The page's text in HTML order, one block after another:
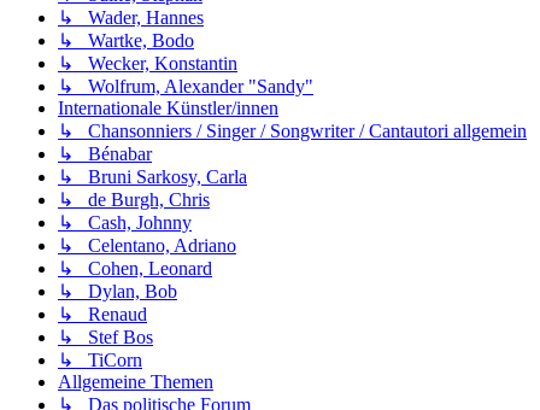
↳ Wader, Hannes
↳ Wartke, Bodo
↳ Wecker, Konstantin
↳ Wolfrum, Alexander "Sandy"
Internationale Künstler/innen
↳ Chansonniers / Singer / Songwriter / Cantautori allgemein
↳ Bénabar
↳ Bruni Sarkosy, Carla
↳ de Burgh, Chris
↳ Cash, Johnny
↳ Celentano, Adriano
↳ Cohen, Leonard
↳ Dylan, Bob
↳ Renaud
↳ Stef Bos
↳ TiCorn
Allgemeine Themen
↳ Das politische Forum